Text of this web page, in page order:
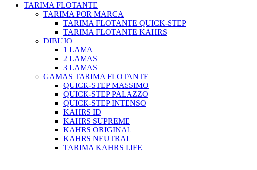
TARIMA FLOTANTE
TARIMA POR MARCA
TARIMA FLOTANTE QUICK-STEP
TARIMA FLOTANTE KAHRS
DIBUJO
1 LAMA
2 LAMAS
3 LAMAS
GAMAS TARIMA FLOTANTE
QUICK-STEP MASSIMO
QUICK-STEP PALAZZO
QUICK-STEP INTENSO
KAHRS ID
KAHRS SUPREME
KAHRS ORIGINAL
KAHRS NEUTRAL
TARIMA KAHRS LIFE